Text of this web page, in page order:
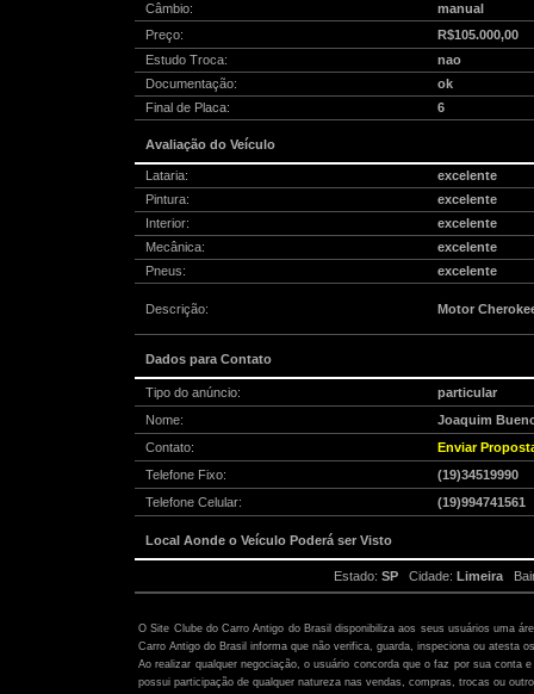
Câmbio:
manual
Preço:
R$105.000,00
Estudo Troca:
nao
Documentação:
ok
Final de Placa:
6
Avaliação do Veículo
Lataria:
excelente
Pintura:
excelente
Interior:
excelente
Mecânica:
excelente
Pneus:
excelente
Descrição: Motor
Dados para Contato
Tipo do anúncio:
particular
Nome:
Joaquim
Contato:
Enviar
Telefone Fixo:
(19)34519990
Telefone Celular:
(19)994741561
Local Aonde o Veículo Poderá ser Visto
Estado: SP Cidade: Limeira
O Site Clube do Carro Antigo do Brasil disponibiliza aos seus usuários uma
Carro Antigo do Brasil informa que não verifica, guarda, inspeciona ou atesta
Ao realizar qualquer negociação, o usuário concorda que o faz por sua conta
possui participação de qualquer natureza nas vendas, compras, trocas ou